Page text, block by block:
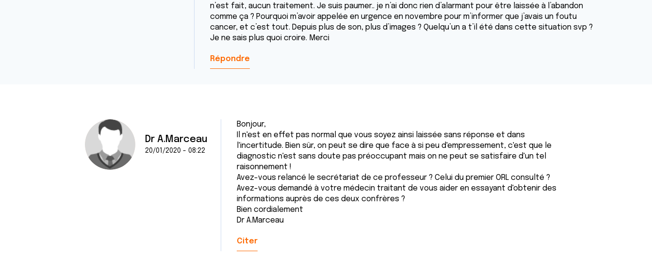
n’est fait, aucun traitement. Je suis paumer.. je n’ai donc rien d’alarmant pour être laissée à l’abandon
comme ça ? Pourquoi m’avoir appelée en urgence en novembre pour m’informer que j’avais un foutu
cancer, et c’est tout. Depuis plus de son, plus d’images ? Quelqu’un a t’il été dans cette situation svp ?
Je ne sais plus quoi croire. Merci
Répondre
Dr A.Marceau
20/01/2020 - 08:22
Bonjour,
Il n'est en effet pas normal que vous soyez ainsi laissée sans réponse et dans
l'incertitude. Bien sûr, on peut se dire que face à si peu d'empressement, c'est que le
diagnostic n'est sans doute pas préoccupant mais on ne peut se satisfaire d'un tel
raisonnement !
Avez-vous relancé le secrétariat de ce professeur ? Celui du premier ORL consulté ?
Avez-vous demandé à votre médecin traitant de vous aider en essayant d'obtenir des
informations auprès de ces deux confrères ?
Bien cordialement
Dr A.Marceau
Citer